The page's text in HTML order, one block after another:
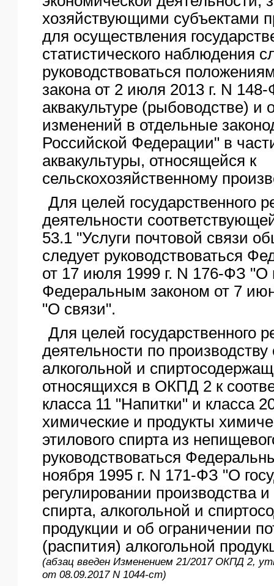
хозяйствующими субъектами
для осуществления
статистического наблюдения
руководствоваться
закона от 2 июля 2013 г. N
аквакультуре (рыбоводстве) и
изменений в отдельные
Российской Федерации" в
аквакультуры, относящейся к
сельскохозяйственному
Для целей государственного
деятельности
53.1 "Услуги почтовой связи
следует руководствоваться
от 17 июля 1999 г. N 176-ФЗ "О
Федеральным законом от 7
"О связи".
Для целей государственного
деятельности по производству
алкогольной и
относящихся в ОКПД 2 к
класса 11 "Напитки" и класса
химические и продукты
этилового спирта из
руководствоваться
ноября 1995 г. N 171-ФЗ "О
регулировании производства и
спирта, алкогольной и
продукции и об ограничении
(распития) алкогольной
(абзац введен Изменением 21/2017 ОКПД 2,
от 08.09.2017 N 1044-ст)